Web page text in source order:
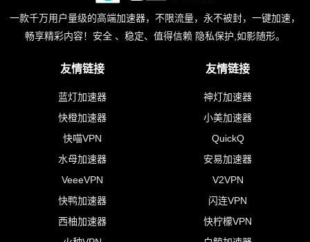
一款千万用户量级的高端加速器，不限流量，永不被封，一键加速，
畅享精彩内容！安全 、稳定、值得信赖 隐私保护,如影随形。
友情链接
蓝灯加速器
快橙加速器
快喵VPN
水母加速器
VeeeVPN
快鸭加速器
西柚加速器
友情链接
神灯加速器
小美加速器
QuickQ
安易加速器
V2VPN
闪连VPN
快柠檬VPN